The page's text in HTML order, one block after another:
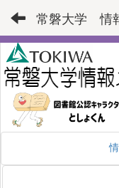
常磐大学 情